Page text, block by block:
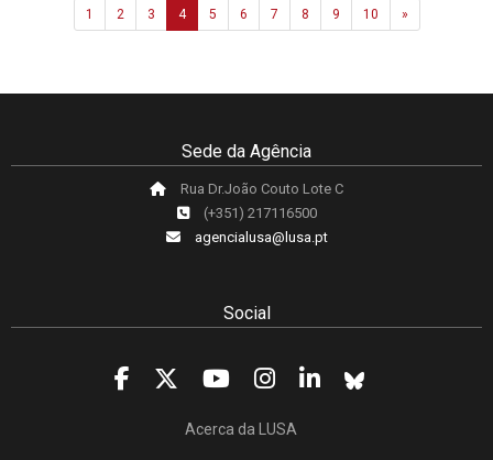
1 2 3 4 5 6 7 8 9 10 »Next
Sede da Agência
Rua Dr.João Couto Lote C
(+351) 217116500
agencialusa@lusa.pt
Social
Acerca da LUSA